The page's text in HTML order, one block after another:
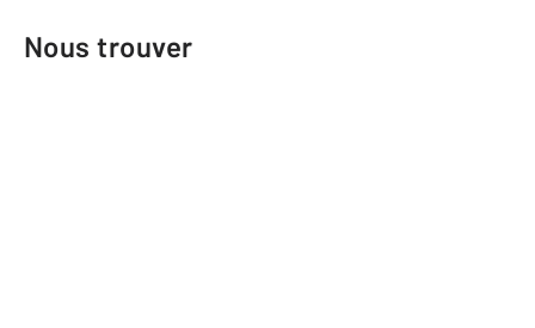
Nous trouver